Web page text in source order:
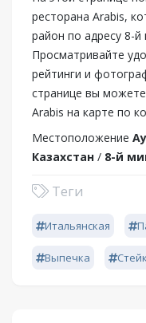
ресторана Arabis,
район по адресу 8-
Просматривайте
рейтинги и
странице вы
Arabis на карте по
Местоположение
Казахстан / 8-й
Теги
Итальянская
Выпечка